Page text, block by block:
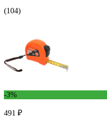
(104)
-3%
491 ₽